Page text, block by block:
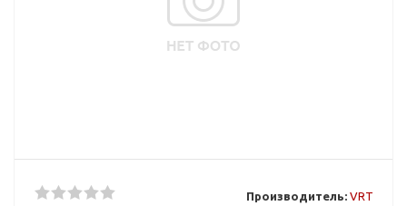
Производитель: VRT